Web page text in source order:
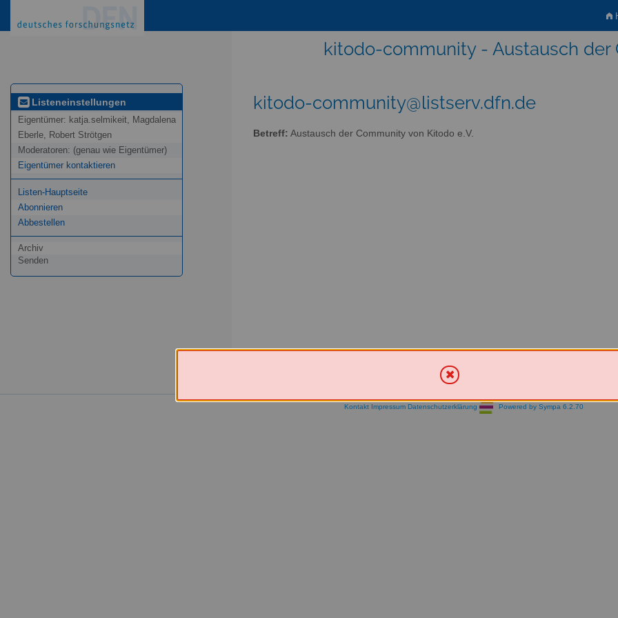
kitodo-community - Austausch der
Listeneinstellungen
Eigentümer: katja.selmikeit, Magdalena
Eberle, Robert Strötgen
Moderatoren: (genau wie Eigentümer)
Eigentümer kontaktieren
Listen-Hauptseite
Abonnieren
Abbestellen
Archiv
Senden
kitodo-community@listserv.dfn.de
Betreff: Austausch der Community von Kitodo e.V.
Kontakt Impressum Datenschutzerklärung Powered by Sympa 6.2.70